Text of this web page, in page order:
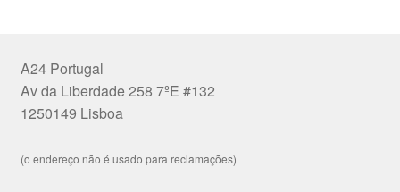
A24 Portugal
Av da Liberdade 258 7ºE #132
1250149 Lisboa
(o endereço não é usado para reclamações)